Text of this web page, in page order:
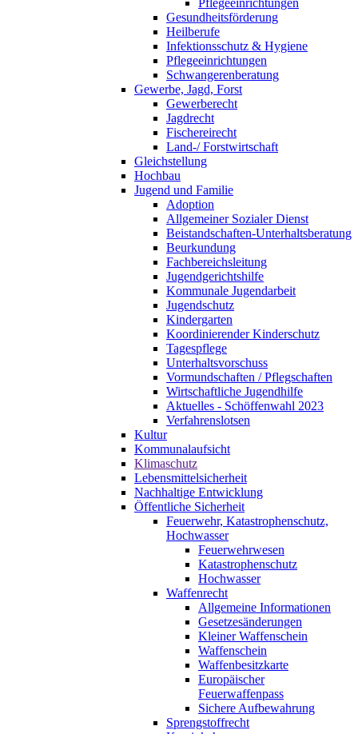
Pflegeeinrichtungen
Gesundheitsförderung
Heilberufe
Infektionsschutz & Hygiene
Pflegeeinrichtungen
Schwangerenberatung
Gewerbe, Jagd, Forst
Gewerberecht
Jagdrecht
Fischereirecht
Land-/ Forstwirtschaft
Gleichstellung
Hochbau
Jugend und Familie
Adoption
Allgemeiner Sozialer Dienst
Beistandschaften-Unterhaltsberatung
Beurkundung
Fachbereichsleitung
Jugendgerichtshilfe
Kommunale Jugendarbeit
Jugendschutz
Kindergarten
Koordinierender Kinderschutz
Tagespflege
Unterhaltsvorschuss
Vormundschaften / Pflegschaften
Wirtschaftliche Jugendhilfe
Aktuelles - Schöffenwahl 2023
Verfahrenslotsen
Kultur
Kommunalaufsicht
Klimaschutz
Lebensmittelsicherheit
Nachhaltige Entwicklung
Öffentliche Sicherheit
Feuerwehr, Katastrophenschutz,
Hochwasser
Feuerwehrwesen
Katastrophenschutz
Hochwasser
Waffenrecht
Allgemeine Informationen
Gesetzesänderungen
Kleiner Waffenschein
Waffenschein
Waffenbesitzkarte
Europäischer
Feuerwaffenpass
Sichere Aufbewahrung
Sprengstoffrecht